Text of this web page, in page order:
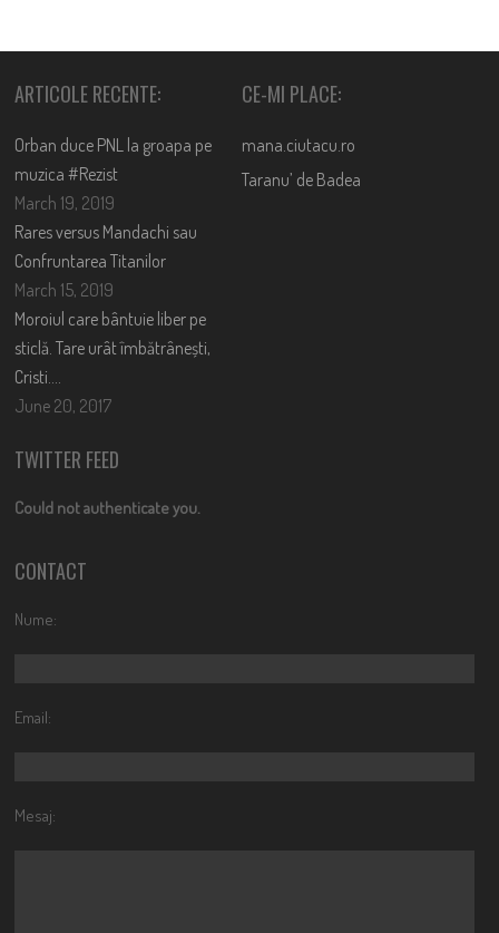
ARTICOLE RECENTE:
Orban duce PNL la groapa pe
muzica #Rezist
March 19, 2019
Rares versus Mandachi sau
Confruntarea Titanilor
March 15, 2019
Moroiul care bântuie liber pe
sticlă. Tare urât îmbătrânești,
Cristi….
June 20, 2017
CE-MI PLACE:
mana.ciutacu.ro
Taranu’ de Badea
TWITTER FEED
Could not authenticate you.
CONTACT
Nume:
Email:
Mesaj: